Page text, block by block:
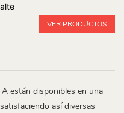
VER PRODUCTOS
están disponibles en una
así diversas